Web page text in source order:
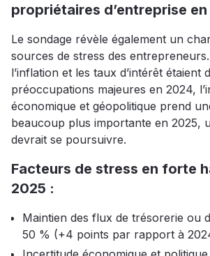
propriétaires d’entreprise
Le sondage révèle également un
sources de stress des
l’inflation et les taux d’intérêt étaient
préoccupations majeures en 2024,
économique et géopolitique prend
beaucoup plus importante en 2025,
devrait se poursuivre.
Facteurs de stress en forte
2025 :
Maintien des flux de trésorerie ou
50 % (+4 points par rapport à